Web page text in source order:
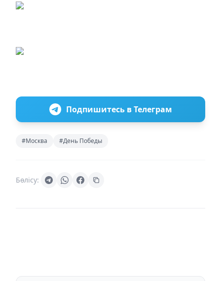
Подпишитесь в Телеграм
#Москва #День Победы
Бөлісу: